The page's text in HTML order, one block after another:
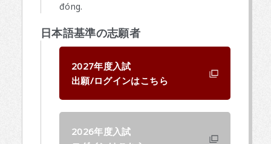
đóng.
日本語基準の志願者
2027年度入試
出願/ログインはこちら
2026年度入試